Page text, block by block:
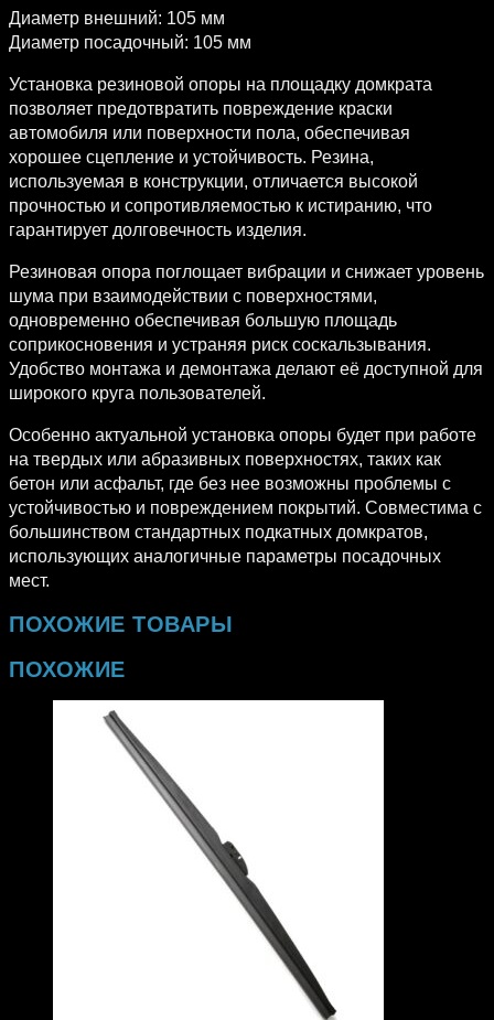
Диаметр внешний: 105 мм
Диаметр посадочный: 105 мм
Установка резиновой опоры на площадку домкрата
позволяет предотвратить повреждение краски
автомобиля или поверхности пола, обеспечивая
хорошее сцепление и устойчивость. Резина,
используемая в конструкции, отличается высокой
прочностью и сопротивляемостью к истиранию, что
гарантирует долговечность изделия.
Резиновая опора поглощает вибрации и снижает уровень
шума при взаимодействии с поверхностями,
одновременно обеспечивая большую площадь
соприкосновения и устраняя риск соскальзывания.
Удобство монтажа и демонтажа делают её доступной для
широкого круга пользователей.
Особенно актуальной установка опоры будет при работе
на твердых или абразивных поверхностях, таких как
бетон или асфальт, где без нее возможны проблемы с
устойчивостью и повреждением покрытий. Совместима с
большинством стандартных подкатных домкратов,
использующих аналогичные параметры посадочных
мест.
ПОХОЖИЕ ТОВАРЫ
ПОХОЖИЕ